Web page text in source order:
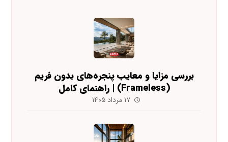
بررسی مزایا و معایب پنجره‌های بدون فریم
(Frameless) | راهنمای کامل
۱۷ مرداد ۱۴۰۵